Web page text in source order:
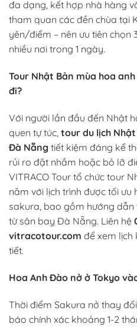
đa dạng, kết hợp nhà hàng
tham quan các đền chùa tại
yên/điểm – nên ưu tiên chọn
nhiều nơi trong 1 ngày.
Tour Nhật Bản mùa hoa
đi?
Với người lần đầu đến Nhật
quen tự túc, tour du lịch
Đà Nẵng tiết kiệm đáng kể
rủi ro đặt nhầm hoặc bỏ lỡ
VITRACO Tour tổ chức tour
năm với lịch trình được tối
sakura, bao gồm hướng dẫn
từ sân bay Đà Nẵng. Liên hệ
vitracotour.com để xem lịch
tiết.
Hoa Anh Đào nở ở Tokyo
Thời điểm Sakura nở thay
báo chính xác khoảng 1-2